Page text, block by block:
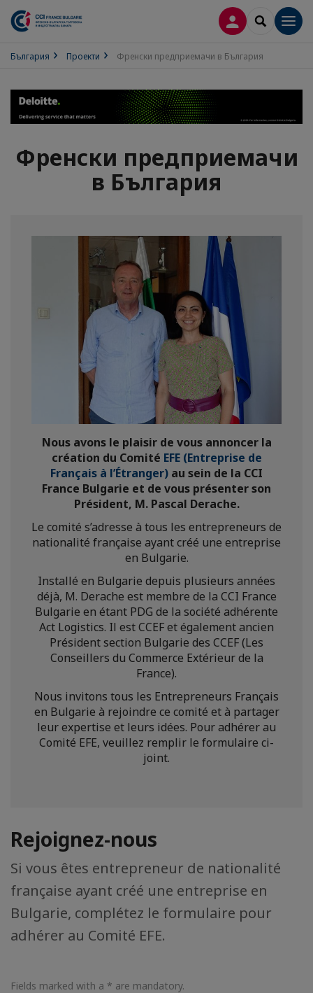
ВХОД ВSEARCH
България Проекти Френски предприемачи в България
Френски предприемачи
в България
Nous avons le plaisir de vous annoncer la
création du Comité EFE (Entreprise de
Français à l’Étranger) au sein de la CCI
France Bulgarie et de vous présenter son
Président, M. Pascal Derache.
Le comité s’adresse à tous les entrepreneurs de
nationalité française ayant créé une entreprise
en Bulgarie.
Installé en Bulgarie depuis plusieurs années
déjà, M. Derache est membre de la CCI France
Bulgarie en étant PDG de la société adhérente
Act Logistics. Il est CCEF et également ancien
Président section Bulgarie des CCEF (Les
Conseillers du Commerce Extérieur de la
France).
Nous invitons tous les Entrepreneurs Français
en Bulgarie à rejoindre ce comité et à partager
leur expertise et leurs idées. Pour adhérer au
Comité EFE, veuillez remplir le formulaire ci-
joint.
Rejoignez-nous
Si vous êtes entrepreneur de nationalité
française ayant créé une entreprise en
Bulgarie, complétez le formulaire pour
adhérer au Comité EFE.
Fields marked with a * are mandatory.